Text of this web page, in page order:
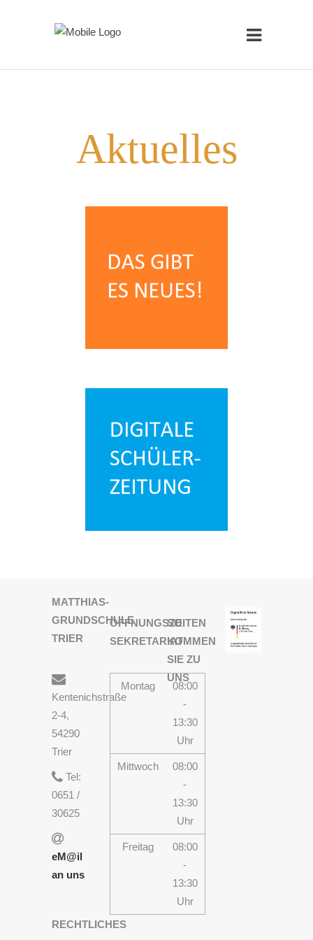
Aktuelles
MATTHIAS-
GRUNDSCHULE
TRIER
Kentenichstraße
2-4,
54290
Trier
Tel:
0651 /
30625
eM@il
an uns
RECHTLICHES
ÖFFNUNGSZEITEN
SEKRETARIAT
Montag
08:00
-
13:30
Uhr
Mittwoch
08:00
-
13:30
Uhr
Freitag
08:00
-
13:30
Uhr
SO
KOMMEN
SIE ZU
UNS